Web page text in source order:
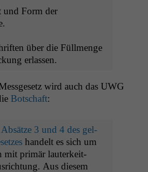
und Form der
über die Füll­menge
erlassen.
wird auch das UWG
Botschaft:
3 und 4 des gel­
han­delt es sich um
mit primär lauterkeit­
Aus diesem